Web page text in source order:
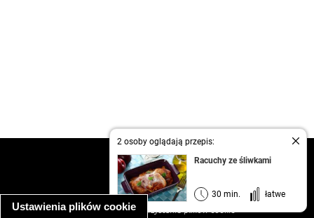
Ustawienia plików cookie
2 osoby oglądają przepis:
Racuchy ze śliwkami
30 min. łatwe
kontakt
regulamin
informacja o prywatności
informacja o wykorzystaniu plików cookie